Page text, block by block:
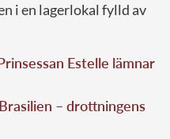
i en lagerlokal fylld av
Estelle lämnar
– drottningens